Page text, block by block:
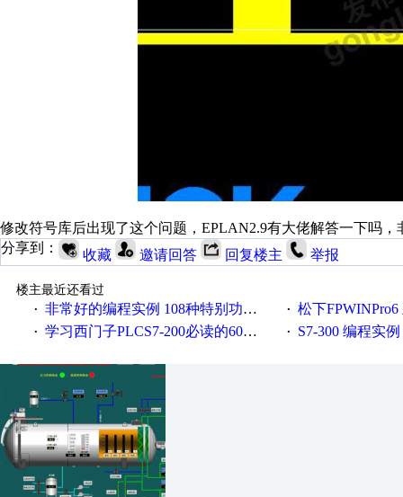
修改符号库后出现了这个问题，EPLAN2.9有大佬解答一下吗，
分享到：
收藏 邀请回答 回复楼主 举报
楼主最近还看过
· 非常好的编程实例 108种特别功能指令的应用 · 松下FPWINPro6
· 学习西门子PLCS7-200必读的60个程序 · S7-300 编程实例